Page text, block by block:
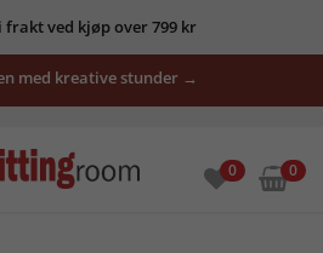
ved kjøp over 799 kr
med kreative stunder →
0 0